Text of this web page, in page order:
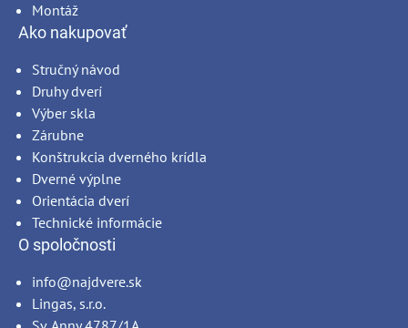
Montáž
Ako nakupovať
Stručný návod
Druhy dverí
Výber skla
Zárubne
Konštrukcia dverného krídla
Dverné výplne
Orientácia dverí
Technické informácie
O spoločnosti
info@najdvere.sk
Lingas, s.r.o.